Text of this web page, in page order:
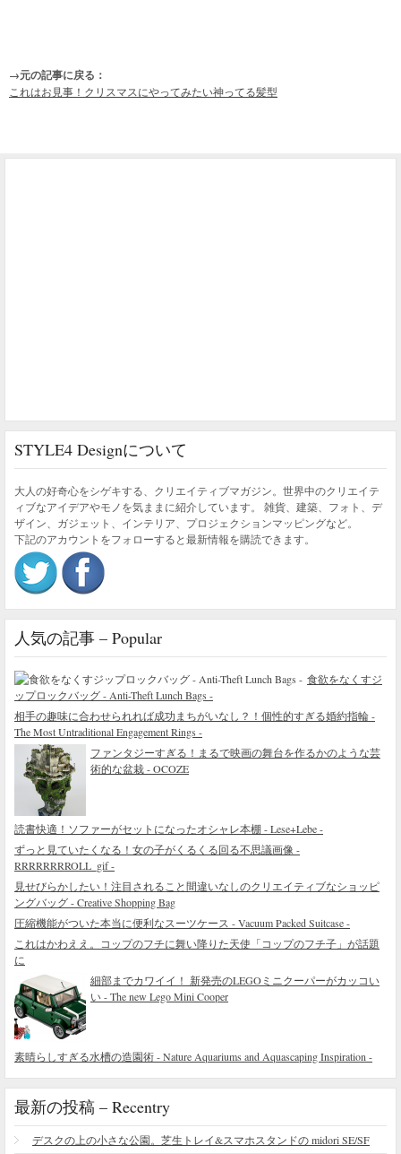
→元の記事に戻る：
これはお見事！クリスマスにやってみたい神ってる髪型
STYLE4 Designについて
大人の好奇心をシゲキする、クリエイティブマガジン。世界中のクリエイテ
ィブなアイデアやモノを気ままに紹介しています。 雑貨、建築、フォト、デ
ザイン、ガジェット、インテリア、プロジェクションマッピングなど。
下記のアカウントをフォローすると最新情報を購読できます。
人気の記事 – Popular
食欲をなくすジ
ップロックバッグ - Anti-Theft Lunch Bags -
相手の趣味に合わせられれば成功まちがいなし？！個性的すぎる婚約指輪 -
The Most Untraditional Engagement Rings -
ファンタジーすぎる！まるで映画の舞台を作るかのような芸
術的な盆栽 - OCOZE
読書快適！ソファーがセットになったオシャレ本棚 - Lese+Lebe -
ずっと見ていたくなる！女の子がくるくる回る不思議画像 -
RRRRRRRROLL_gif -
見せびらかしたい！注目されること間違いなしのクリエイティブなショッピ
ングバッグ - Creative Shopping Bag
圧縮機能がついた本当に便利なスーツケース - Vacuum Packed Suitcase -
これはかわええ。コップのフチに舞い降りた天使「コップのフチ子」が話題
に
細部までカワイイ！ 新発売のLEGOミニクーパーがカッコい
い - The new Lego Mini Cooper
素晴らしすぎる水槽の造園術 - Nature Aquariums and Aquascaping Inspiration -
最新の投稿 – Recentry
デスクの上の小さな公園。芝生トレイ&スマホスタンドの midori SE/SF